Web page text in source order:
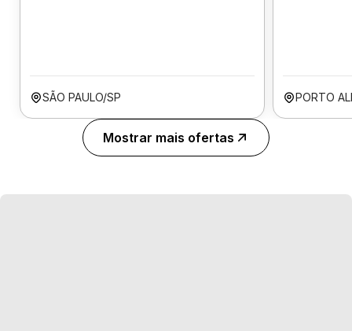
SÃO PAULO/SP PORTO
Mostrar mais ofertas